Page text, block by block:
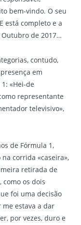
bem-vindo. O seu
está completo e a
de 2017…
contudo,
em
«Hei-de
representante
televisivo»,
de Fórmula 1,
corrida «caseira»,
retirada de
como os dois
foi uma decisão
me estava a dar
por vezes, duro e